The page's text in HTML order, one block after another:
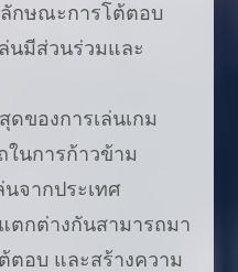
ลักษณะการโต้ตอบ
นมีส่วนร่วมและ
ของการเล่นเกม
นการก้าวข้าม
จากประเทศ
กต่างกันสามารถมา
ตอบ และสร้างความ